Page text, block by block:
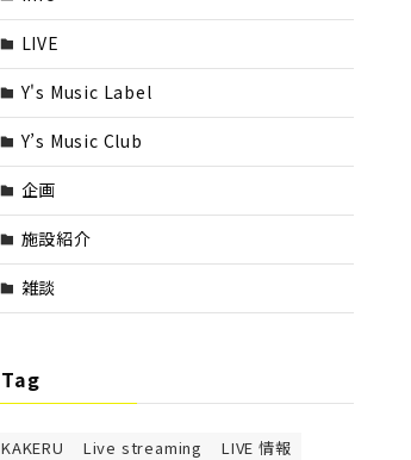
LIVE
Y's Music Label
Y’s Music Club
企画
施設紹介
雑談
Tag
KAKERU Live streaming
LIVE 情報